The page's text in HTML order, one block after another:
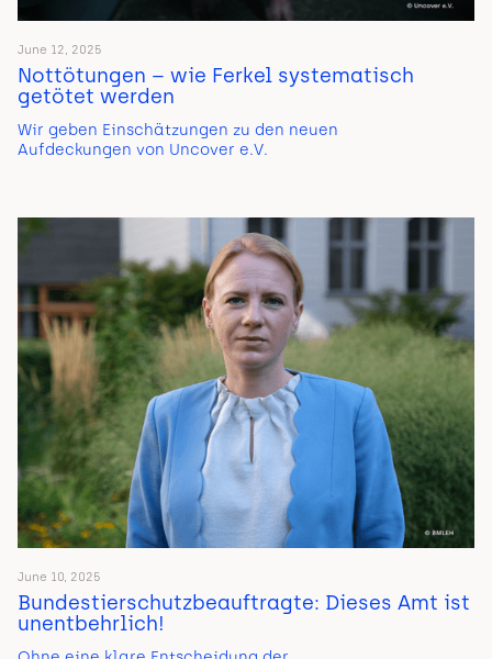
June 12, 2025
Nottötungen – wie Ferkel systematisch
getötet werden
Wir geben Einschätzungen zu den neuen
Aufdeckungen von Uncover e.V.
June 10, 2025
Bundestierschutzbeauftragte: Dieses Amt ist
unentbehrlich!